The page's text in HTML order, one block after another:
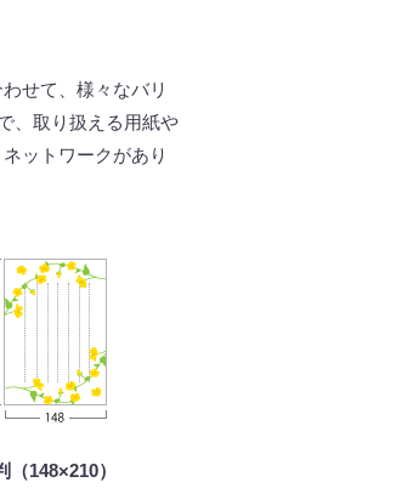
せて、様々なバリ
、取り扱える用紙や
ットワークがあり
（148×210）